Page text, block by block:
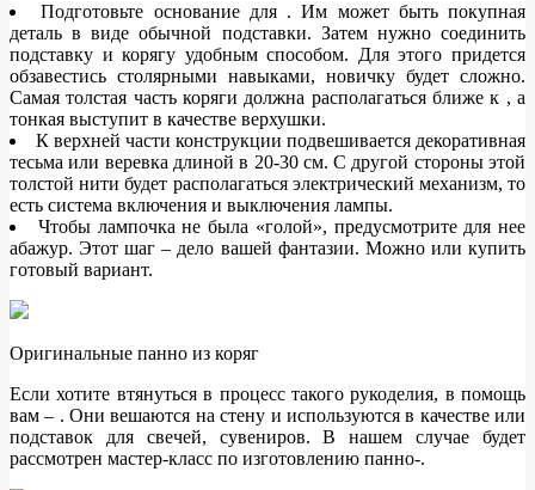
Подготовьте основание для . Им может быть покупная
деталь в виде обычной подставки. Затем нужно соединить
подставку и корягу удобным способом. Для этого придется
обзавестись столярными навыками, новичку будет сложно.
Самая толстая часть коряги должна располагаться ближе к , а
тонкая выступит в качестве верхушки.
К верхней части конструкции подвешивается декоративная
тесьма или веревка длиной в 20-30 см. С другой стороны этой
толстой нити будет располагаться электрический механизм, то
есть система включения и выключения лампы.
Чтобы лампочка не была «голой», предусмотрите для нее
абажур. Этот шаг – дело вашей фантазии. Можно или купить
готовый вариант.
Оригинальные панно из коряг
Если хотите втянуться в процесс такого рукоделия, в помощь
вам – . Они вешаются на стену и используются в качестве или
подставок для свечей, сувениров. В нашем случае будет
рассмотрен мастер-класс по изготовлению панно-.